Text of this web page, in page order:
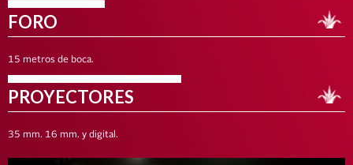
FORO
15 metros de boca.
PROYECTORES
35 mm. 16 mm. y digital.